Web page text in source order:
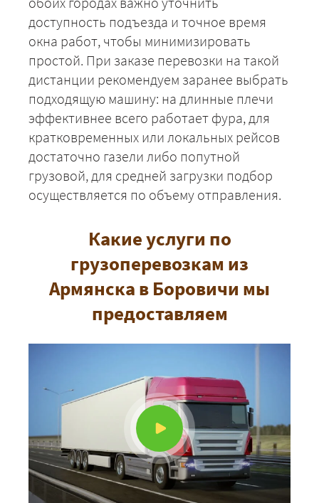
доступность подъезда и точное время
окна работ, чтобы минимизировать
простой. При заказе перевозки на такой
дистанции рекомендуем заранее выбрать
подходящую машину: на длинные плечи
эффективнее всего работает фура, для
кратковременных или локальных рейсов
достаточно газели либо попутной
грузовой, для средней загрузки подбор
осуществляется по объему отправления.
Какие услуги по
грузоперевозкам из
Армянска в Боровичи мы
предоставляем
+7 (499) 520-05-23
ЗАКАЗАТЬ